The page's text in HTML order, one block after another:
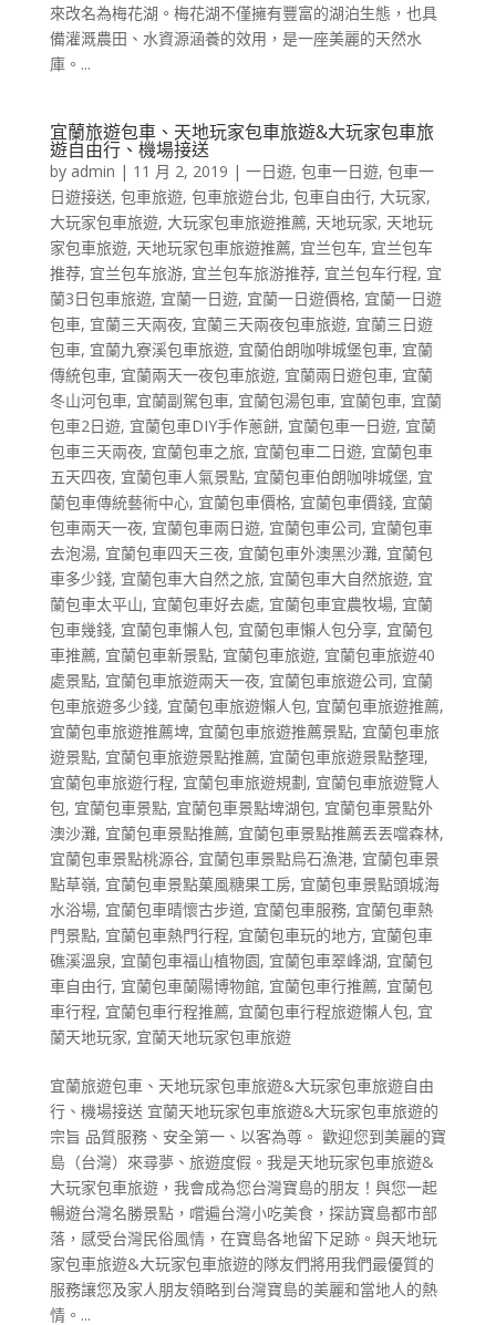
來改名為梅花湖。梅花湖不僅擁有豐富的湖泊生態，也具
備灌溉農田、水資源涵養的效用，是一座美麗的天然水
庫。...
宜蘭旅遊包車、天地玩家包車旅遊&大玩家包車旅
遊自由行、機場接送
by admin | 11 月 2, 2019 | 一日遊, 包車一日遊, 包車一
日遊接送, 包車旅遊, 包車旅遊台北, 包車自由行, 大玩家,
大玩家包車旅遊, 大玩家包車旅遊推薦, 天地玩家, 天地玩
家包車旅遊, 天地玩家包車旅遊推薦, 宜兰包车, 宜兰包车
推荐, 宜兰包车旅游, 宜兰包车旅游推荐, 宜兰包车行程, 宜
蘭3日包車旅遊, 宜蘭一日遊, 宜蘭一日遊價格, 宜蘭一日遊
包車, 宜蘭三天兩夜, 宜蘭三天兩夜包車旅遊, 宜蘭三日遊
包車, 宜蘭九寮溪包車旅遊, 宜蘭伯朗咖啡城堡包車, 宜蘭
傳統包車, 宜蘭兩天一夜包車旅遊, 宜蘭兩日遊包車, 宜蘭
冬山河包車, 宜蘭副駕包車, 宜蘭包湯包車, 宜蘭包車, 宜蘭
包車2日遊, 宜蘭包車DIY手作蔥餅, 宜蘭包車一日遊, 宜蘭
包車三天兩夜, 宜蘭包車之旅, 宜蘭包車二日遊, 宜蘭包車
五天四夜, 宜蘭包車人氣景點, 宜蘭包車伯朗咖啡城堡, 宜
蘭包車傳統藝術中心, 宜蘭包車價格, 宜蘭包車價錢, 宜蘭
包車兩天一夜, 宜蘭包車兩日遊, 宜蘭包車公司, 宜蘭包車
去泡湯, 宜蘭包車四天三夜, 宜蘭包車外澳黑沙灘, 宜蘭包
車多少錢, 宜蘭包車大自然之旅, 宜蘭包車大自然旅遊, 宜
蘭包車太平山, 宜蘭包車好去處, 宜蘭包車宜農牧場, 宜蘭
包車幾錢, 宜蘭包車懶人包, 宜蘭包車懶人包分享, 宜蘭包
車推薦, 宜蘭包車新景點, 宜蘭包車旅遊, 宜蘭包車旅遊40
處景點, 宜蘭包車旅遊兩天一夜, 宜蘭包車旅遊公司, 宜蘭
包車旅遊多少錢, 宜蘭包車旅遊懶人包, 宜蘭包車旅遊推薦,
宜蘭包車旅遊推薦埤, 宜蘭包車旅遊推薦景點, 宜蘭包車旅
遊景點, 宜蘭包車旅遊景點推薦, 宜蘭包車旅遊景點整理,
宜蘭包車旅遊行程, 宜蘭包車旅遊規劃, 宜蘭包車旅遊覽人
包, 宜蘭包車景點, 宜蘭包車景點埤湖包, 宜蘭包車景點外
澳沙灘, 宜蘭包車景點推薦, 宜蘭包車景點推薦丟丟噹森林,
宜蘭包車景點桃源谷, 宜蘭包車景點烏石漁港, 宜蘭包車景
點草嶺, 宜蘭包車景點菓風糖果工房, 宜蘭包車景點頭城海
水浴場, 宜蘭包車晴懷古步道, 宜蘭包車服務, 宜蘭包車熱
門景點, 宜蘭包車熱門行程, 宜蘭包車玩的地方, 宜蘭包車
礁溪溫泉, 宜蘭包車福山植物園, 宜蘭包車翠峰湖, 宜蘭包
車自由行, 宜蘭包車蘭陽博物館, 宜蘭包車行推薦, 宜蘭包
車行程, 宜蘭包車行程推薦, 宜蘭包車行程旅遊懶人包, 宜
蘭天地玩家, 宜蘭天地玩家包車旅遊
宜蘭旅遊包車、天地玩家包車旅遊&大玩家包車旅遊自由
行、機場接送 宜蘭天地玩家包車旅遊&大玩家包車旅遊的
宗旨 品質服務、安全第一、以客為尊。 歡迎您到美麗的寶
島（台灣）來尋夢、旅遊度假。我是天地玩家包車旅遊&
大玩家包車旅遊，我會成為您台灣寶島的朋友！與您一起
暢遊台灣名勝景點，嚐遍台灣小吃美食，探訪寶島都市部
落，感受台灣民俗風情，在寶島各地留下足跡。與天地玩
家包車旅遊&大玩家包車旅遊的隊友們將用我們最優質的
服務讓您及家人朋友領略到台灣寶島的美麗和當地人的熱
情。...